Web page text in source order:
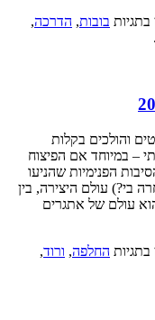
בובות,הדרכה,
והולכים בקלות
– במיוחד אם הפיצוח
הפנימיות שהניעו
בי?) עולם היצירה, בין
עולם של אתגרים
החלפה,ורוד,